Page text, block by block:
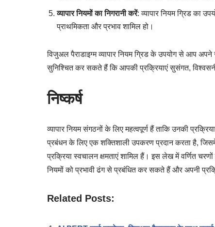
व्यापार नियमों का निगरानी करें: व्यापार नियम ग्रिड का
प्राथमिकता और प्रभाव शामिल हो।
विजुअल पैराडाइग्म व्यापार नियम ग्रिड के उपयोग से आप
सुनिश्चित कर सकते हैं कि आपकी प्रक्रियाएं सुसंगत,
निष्कर्ष
व्यापार नियम संगठनों के लिए महत्वपूर्ण हैं ताकि उनकी
प्रबंधन के लिए एक शक्तिशाली उपकरण प्रदान करता है,
प्रक्रिया स्वचालन क्षमताएं शामिल हैं। इस लेख में वर्णित
नियमों को प्रभावी ढंग से प्रबंधित कर सकते हैं और अपनी
Related Posts: